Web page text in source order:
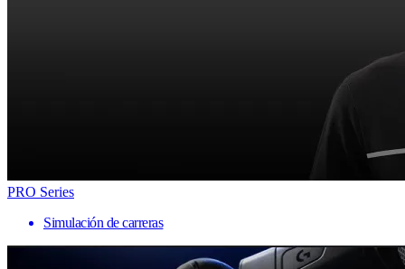
PRO Series
Simulación de carreras